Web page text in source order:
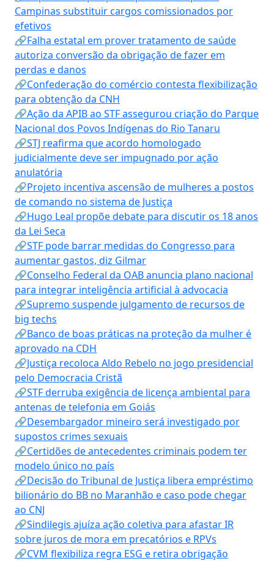
Campinas substituir cargos comissionados por
efetivos
🔗Falha estatal em prover tratamento de saúde
autoriza conversão da obrigação de fazer em
perdas e danos
🔗Confederação do comércio contesta flexibilização
para obtenção da CNH
🔗Ação da APIB ao STF assegurou criação do Parque
Nacional dos Povos Indígenas do Rio Tanaru
🔗STJ reafirma que acordo homologado
judicialmente deve ser impugnado por ação
anulatória
🔗Projeto incentiva ascensão de mulheres a postos
de comando no sistema de Justiça
🔗Hugo Leal propõe debate para discutir os 18 anos
da Lei Seca
🔗STF pode barrar medidas do Congresso para
aumentar gastos, diz Gilmar
🔗Conselho Federal da OAB anuncia plano nacional
para integrar inteligência artificial à advocacia
🔗Supremo suspende julgamento de recursos de
big techs
🔗Banco de boas práticas na proteção da mulher é
aprovado na CDH
🔗Justiça recoloca Aldo Rebelo no jogo presidencial
pelo Democracia Cristã
🔗STF derruba exigência de licença ambiental para
antenas de telefonia em Goiás
🔗Desembargador mineiro será investigado por
supostos crimes sexuais
🔗Certidões de antecedentes criminais podem ter
modelo único no país
🔗Decisão do Tribunal de Justiça libera empréstimo
bilionário do BB no Maranhão e caso pode chegar
ao CNJ
🔗Sindilegis ajuíza ação coletiva para afastar IR
sobre juros de mora em precatórios e RPVs
🔗CVM flexibiliza regra ESG e retira obrigação